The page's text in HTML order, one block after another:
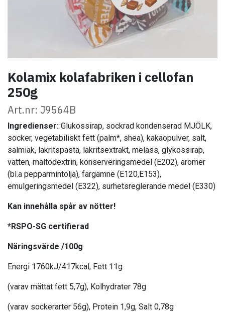
Kolamix kolafabriken i cellofan
250g
Art.nr: J9564B
Ingredienser: Glukossirap, sockrad kondenserad MJÖLK,
socker, vegetabiliskt fett (palm*, shea), kakaopulver, salt,
salmiak, lakritspasta, lakritsextrakt, melass, glykossirap,
vatten, maltodextrin, konserveringsmedel (E202), aromer
(bl.a pepparmintolja), färgämne (E120,E153),
emulgeringsmedel (E322), surhetsreglerande medel (E330)
Kan innehålla spår av nötter!
*RSPO-SG certifierad
Näringsvärde /100g
Energi 1760kJ/417kcal, Fett 11g
(varav mättat fett 5,7g), Kolhydrater 78g
(varav sockerarter 56g), Protein 1,9g, Salt 0,78g